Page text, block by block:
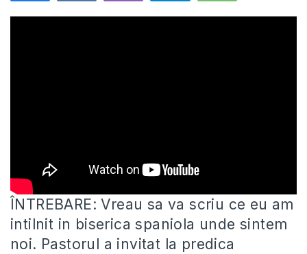
ÎNTREBARE: Vreau sa va scriu ce eu am
intilnit in biserica spaniola unde sintem
noi. Pastorul a invitat la predica